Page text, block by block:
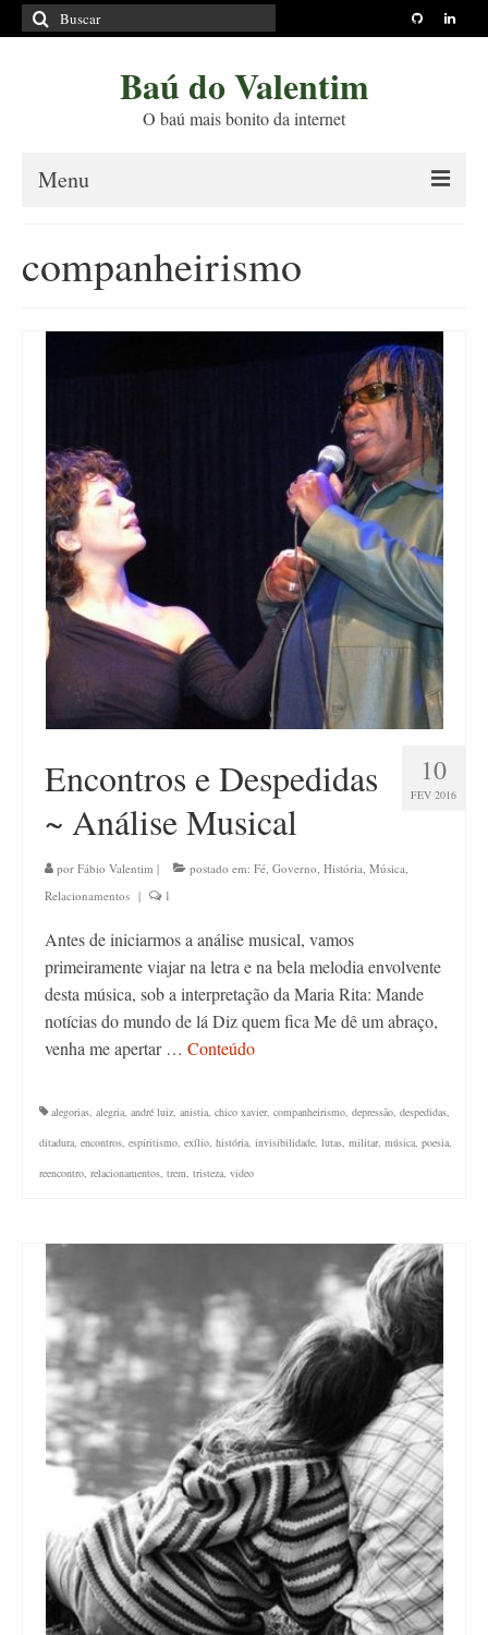
Buscar
por:
Baú do Valentim
O baú mais bonito da internet
Menu
Princípios Editoriais
Políticas e Termos
Blog
Contato
companheirismo
10
FEV 2016
Encontros e Despedidas
~ Análise Musical
por Fábio Valentim | postado em: Fé, Governo, História, Música,
Relacionamentos | 1
Antes de iniciarmos a análise musical, vamos
primeiramente viajar na letra e na bela melodia envolvente
desta música, sob a interpretação da Maria Rita: Mande
notícias do mundo de lá Diz quem fica Me dê um abraço,
venha me apertar … Conteúdo
alegorias, alegria, andré luiz, anistia, chico xavier, companheirismo, depressão, despedidas,
ditadura, encontros, espiritismo, exílio, história, invisibilidade, lutas, militar, música, poesia,
reencontro, relacionamentos, trem, tristeza, video